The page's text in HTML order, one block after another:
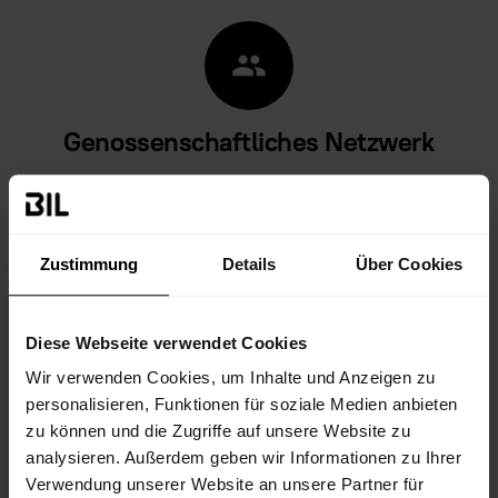
Zustimmung Details Über Cookies
Diese Webseite verwendet Cookies
Wir verwenden Cookies, um Inhalte und Anzeigen zu
personalisieren, Funktionen für soziale Medien anbieten
zu können und die Zugriffe auf unsere Website zu
analysieren. Außerdem geben wir Informationen zu Ihrer
Verwendung unserer Website an unsere Partner für
group
Genossenschaftliches Netzwerk
Über 100 Unternehmen nehmen spartenüber-greifend
am
Netzinfrastruktur im Onlineportal hinterlegt.
insert_chart
Analyse und Prognose
Gebündelte Informationen zu Betreibern in
Deutschland sowie zu aktuellen, projektierten und